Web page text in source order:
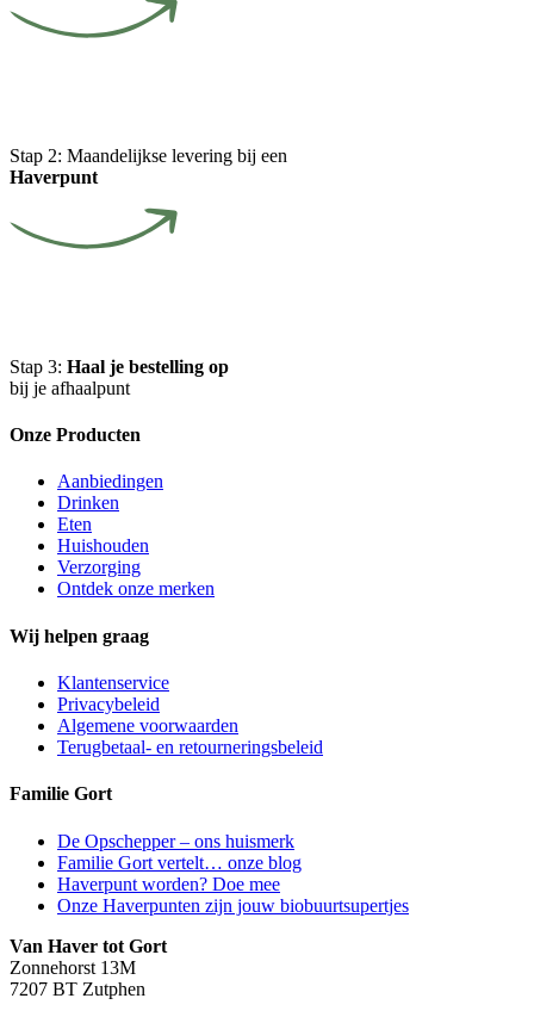
Stap 2: Maandelijkse levering bij een
Haverpunt
Stap 3: Haal je bestelling op
bij je afhaalpunt
Onze Producten
Aanbiedingen
Drinken
Eten
Huishouden
Verzorging
Ontdek onze merken
Wij helpen graag
Klantenservice
Privacybeleid
Algemene voorwaarden
Terugbetaal- en retourneringsbeleid
Familie Gort
De Opschepper – ons huismerk
Familie Gort vertelt… onze blog
Haverpunt worden? Doe mee
Onze Haverpunten zijn jouw biobuurtsupertjes
Van Haver tot Gort
Zonnehorst 13M
7207 BT Zutphen